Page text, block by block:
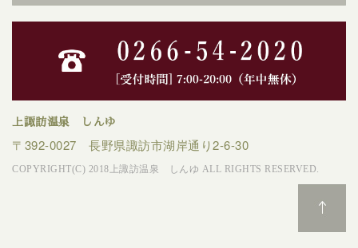
上諏訪温泉 しんゆ
〒392-0027 長野県諏訪市湖岸通り2-6-30
COPYRIGHT(C) 2018上諏訪温泉 しんゆ ALL RIGHTS RESERVED.